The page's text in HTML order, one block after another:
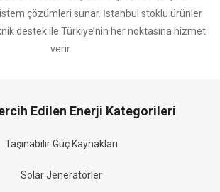
çözümleri sunar. İstanbul stoklu ürünler
destek ile Türkiye’nin her noktasına hizmet
verir.
Edilen Enerji Kategorileri
Taşınabilir Güç Kaynakları
Solar Jeneratörler